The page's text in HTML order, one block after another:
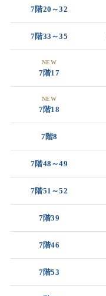
7階20～32
7階33～35
NEW
7階17
NEW
7階18
7階8
7階48～49
7階51～52
7階39
7階46
7階53